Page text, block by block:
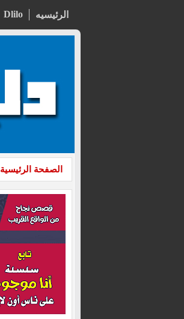
الرئيسيه Dlilo
الصفحة الرئيسية